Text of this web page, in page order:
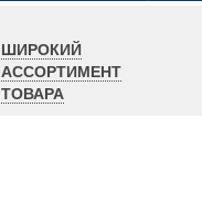
ШИРОКИЙ
АССОРТИМЕНТ
ТОВАРА